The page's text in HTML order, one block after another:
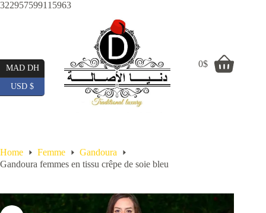
322957599115963Skip
Shopping
0$
Home Femme
Gandoura
Gandoura femmes en tissu crêpe de soie bleu
MAD DH
USD $